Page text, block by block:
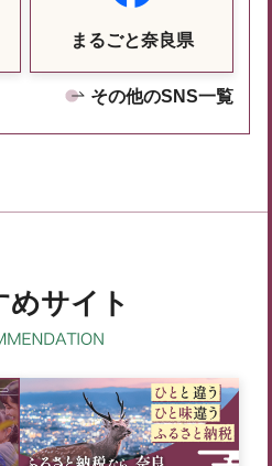
まるごと奈良県
その他のSNS一覧
めサイト